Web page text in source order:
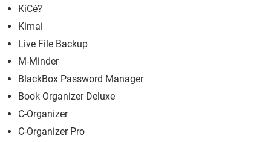
KiCé?
Kimai
Live File Backup
M-Minder
BlackBox Password Manager
Book Organizer Deluxe
C-Organizer
C-Organizer Pro